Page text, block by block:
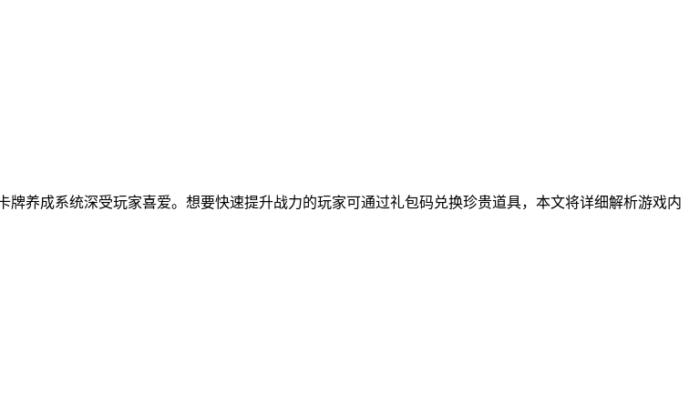
养成系统深受玩家喜爱。想要快速提升战力的玩家可通过礼包码兑换珍贵道具，本文将详细解析游戏内